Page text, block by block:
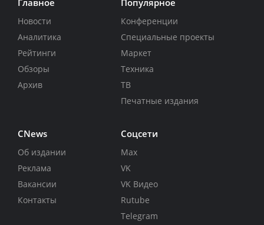
Новости
Аналитика
Рейтинги
Обзоры
Архив
Конференции
Специальные проекты
Маркет
Техника
ТВ
Печатные издания
CNews
Об издании
Реклама
Вакансии
Контакты
Соцсети
Max
VK
VK Видео
Rutube
Telegram